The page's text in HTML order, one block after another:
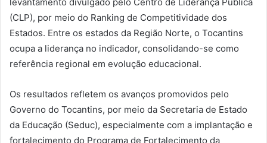
(CLP), por meio do Ranking de Competitividade dos
Estados. Entre os estados da Região Norte, o Tocantins
ocupa a liderança no indicador, consolidando-se como
referência regional em evolução educacional.
Os resultados refletem os avanços promovidos pelo
Governo do Tocantins, por meio da Secretaria de Estado
da Educação (Seduc), especialmente com a implantação e
fortalecimento do Programa de Fortalecimento da